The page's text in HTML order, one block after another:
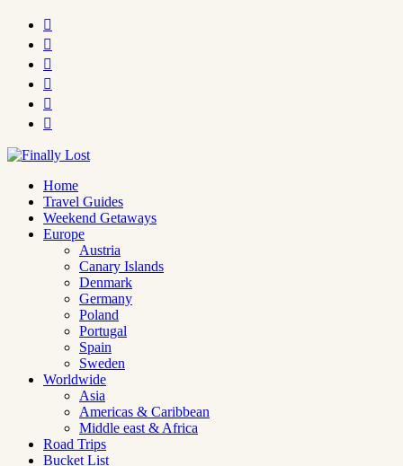






Home
Travel Guides
Weekend Getaways
Europe
Austria
Canary Islands
Denmark
Germany
Poland
Portugal
Spain
Sweden
Worldwide
Asia
Americas & Caribbean
Middle east & Africa
Road Trips
Bucket List